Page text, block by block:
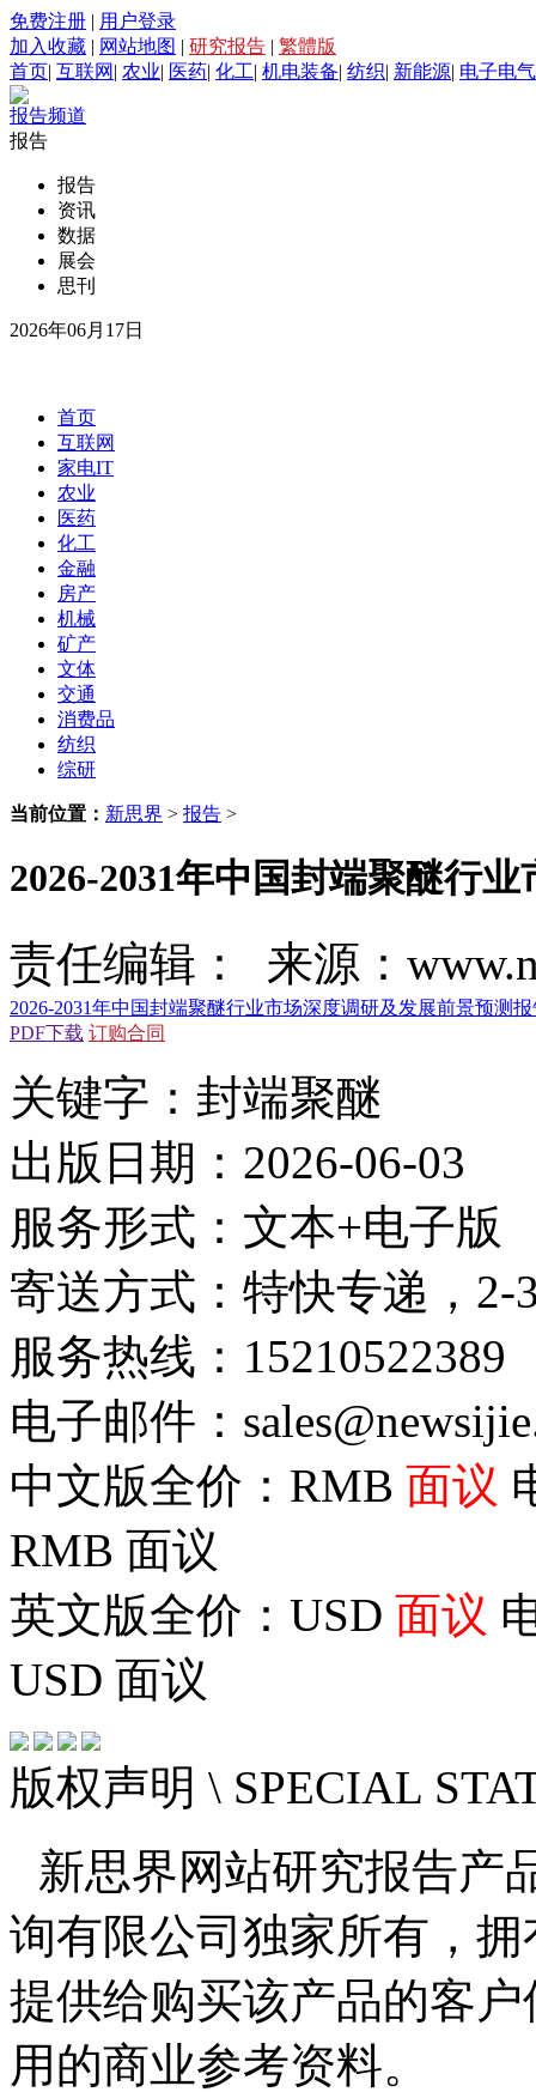
免费注册 | 用户登录
加入收藏 | 网站地图 | 研究报告 | 繁體版
首页| 互联网 | 农业| 医药| 化工| 机电装备| 纺织| 新能源| 电子电气
报告频道
报告
报告
资讯
数据
展会
思刊
2026年06月17日
首页
互联网
家电IT
农业
医药
化工
金融
房产
机械
矿产
文体
交通
消费品
纺织
综研
当前位置： 新思界 > 报告 >
2026-2031年中国封端聚醚行
责任编辑： 来源：
2026-2031年中国封端聚醚行业市场深度调研及发展前景预测
PDF下载 订购合同
关键字：封端聚醚
出版日期：2026-06-03
服务形式：文本+电子版
寄送方式：特快专递，2-
服务热线：15210522389
电子邮件：
中文版全价：RMB 面议
RMB 面议
英文版全价：USD 面议
USD 面议
版权声明 \ SPECIAL
新思界网站研究报告产
询有限公司独家所有，
提供给购买该产品的客
用的商业参考资料。